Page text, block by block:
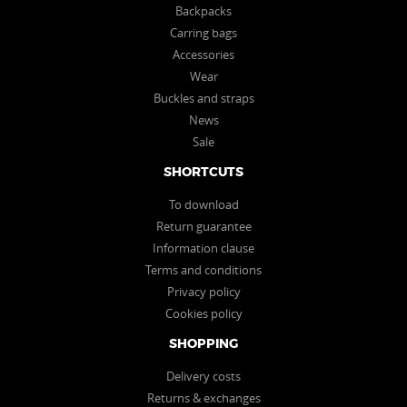
Backpacks
Carring bags
Accessories
Wear
Buckles and straps
News
Sale
SHORTCUTS
To download
Return guarantee
Information clause
Terms and conditions
Privacy policy
Cookies policy
SHOPPING
Delivery costs
Returns & exchanges